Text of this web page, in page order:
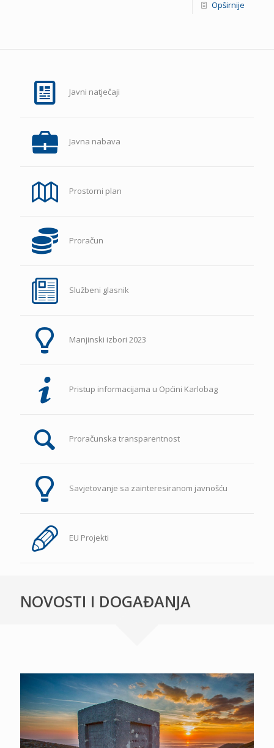
Opširnije
Javni natječaji
Javna nabava
Prostorni plan
Proračun
Službeni glasnik
Manjinski izbori 2023
Pristup informacijama u Općini Karlobag
Proračunska transparentnost
Savjetovanje sa zainteresiranom javnošću
EU Projekti
NOVOSTI I DOGAĐANJA